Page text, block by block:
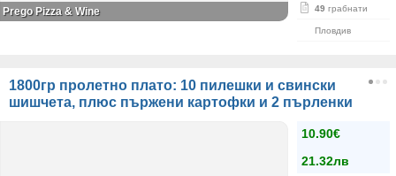
49 грабнати
Пловдив
Prego Pizza & Wine
1800гр пролетно плато: 10 пилешки и свински
шишчета, плюс пържени картофки и 2 пърленки
10.90€
21.32лв